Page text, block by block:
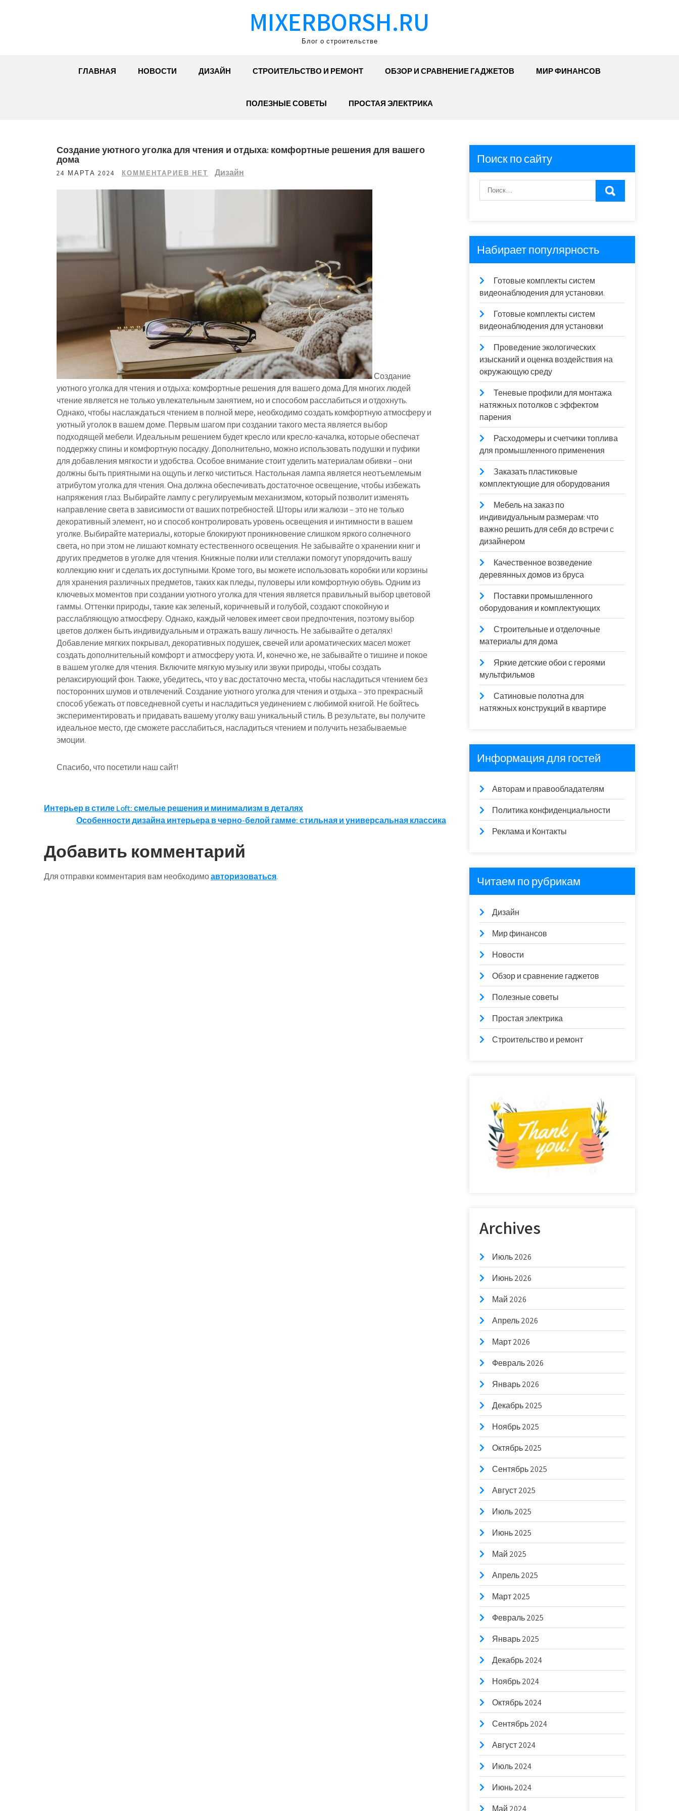
MIXERBORSH.RU
Блог о строительстве
ГЛАВНАЯ НОВОСТИ ДИЗАЙН СТРОИТЕЛЬСТВО И РЕМОНТ ОБЗОР И СРАВНЕНИЕ ГАДЖЕТОВ МИР ФИНАНСОВ
ПОЛЕЗНЫЕ СОВЕТЫ ПРОСТАЯ ЭЛЕКТРИКА
Создание уютного уголка для чтения и отдыха: комфортные решения для вашего
дома
24 МАРТА 2024 КОММЕНТАРИЕВ НЕТ Дизайн
Создание
уютного уголка для чтения и отдыха: комфортные решения для вашего дома Для многих людей
чтение является не только увлекательным занятием, но и способом расслабиться и отдохнуть.
Однако, чтобы наслаждаться чтением в полной мере, необходимо создать комфортную атмосферу и
уютный уголок в вашем доме. Первым шагом при создании такого места является выбор
подходящей мебели. Идеальным решением будет кресло или кресло-качалка, которые обеспечат
поддержку спины и комфортную посадку. Дополнительно, можно использовать подушки и пуфики
для добавления мягкости и удобства. Особое внимание стоит уделить материалам обивки – они
должны быть приятными на ощупь и легко чиститься. Настольная лампа является неотъемлемым
атрибутом уголка для чтения. Она должна обеспечивать достаточное освещение, чтобы избежать
напряжения глаз. Выбирайте лампу с регулируемым механизмом, который позволит изменять
направление света в зависимости от ваших потребностей. Шторы или жалюзи – это не только
декоративный элемент, но и способ контролировать уровень освещения и интимности в вашем
уголке. Выбирайте материалы, которые блокируют проникновение слишком яркого солнечного
света, но при этом не лишают комнату естественного освещения. Не забывайте о хранении книг и
других предметов в уголке для чтения. Книжные полки или стеллажи помогут упорядочить вашу
коллекцию книг и сделать их доступными. Кроме того, вы можете использовать коробки или корзины
для хранения различных предметов, таких как пледы, пуловеры или комфортную обувь. Одним из
ключевых моментов при создании уютного уголка для чтения является правильный выбор цветовой
гаммы. Оттенки природы, такие как зеленый, коричневый и голубой, создают спокойную и
расслабляющую атмосферу. Однако, каждый человек имеет свои предпочтения, поэтому выбор
цветов должен быть индивидуальным и отражать вашу личность. Не забывайте о деталях!
Добавление мягких покрывал, декоративных подушек, свечей или ароматических масел может
создать дополнительный комфорт и атмосферу уюта. И, конечно же, не забывайте о тишине и покое
в вашем уголке для чтения. Включите мягкую музыку или звуки природы, чтобы создать
релаксирующий фон. Также, убедитесь, что у вас достаточно места, чтобы насладиться чтением без
посторонних шумов и отвлечений. Создание уютного уголка для чтения и отдыха – это прекрасный
способ убежать от повседневной суеты и насладиться уединением с любимой книгой. Не бойтесь
экспериментировать и придавать вашему уголку ваш уникальный стиль. В результате, вы получите
идеальное место, где сможете расслабиться, насладиться чтением и получить незабываемые
эмоции.
Спасибо, что посетили наш сайт!
Навигация
записям
Интерьер в стиле Loft: смелые решения и минимализм в деталях
Особенности дизайна интерьера в черно-белой гамме: стильная и универсальная классика
Добавить комментарий
Для отправки комментария вам необходимоавторизоваться.
Поиск по сайту
Набирает популярность
Готовые комплекты систем
видеонаблюдения для установки.
Готовые комплекты систем
видеонаблюдения для установки
Проведение экологических
изысканий и оценка воздействия на
окружающую среду
Теневые профили для монтажа
натяжных потолков с эффектом
парения
Расходомеры и счетчики топлива
для промышленного применения
Заказать пластиковые
комплектующие для оборудования
Мебель на заказ по
индивидуальным размерам: что
важно решить для себя до встречи с
дизайнером
Качественное возведение
деревянных домов из бруса
Поставки промышленного
оборудования и комплектующих
Строительные и отделочные
материалы для дома
Яркие детские обои с героями
мультфильмов
Сатиновые полотна для
натяжных конструкций в квартире
Информация для гостей
Авторам и правообладателям
Политика конфиденциальности
Реклама и Контакты
Читаем по рубрикам
Дизайн
Мир финансов
Новости
Обзор и сравнение гаджетов
Полезные советы
Простая электрика
Строительство и ремонт
Archives
Июль 2026
Июнь 2026
Май 2026
Апрель 2026
Март 2026
Февраль 2026
Январь 2026
Декабрь 2025
Ноябрь 2025
Октябрь 2025
Сентябрь 2025
Август 2025
Июль 2025
Июнь 2025
Май 2025
Апрель 2025
Март 2025
Февраль 2025
Январь 2025
Декабрь 2024
Ноябрь 2024
Октябрь 2024
Сентябрь 2024
Август 2024
Июль 2024
Июнь 2024
Май 2024